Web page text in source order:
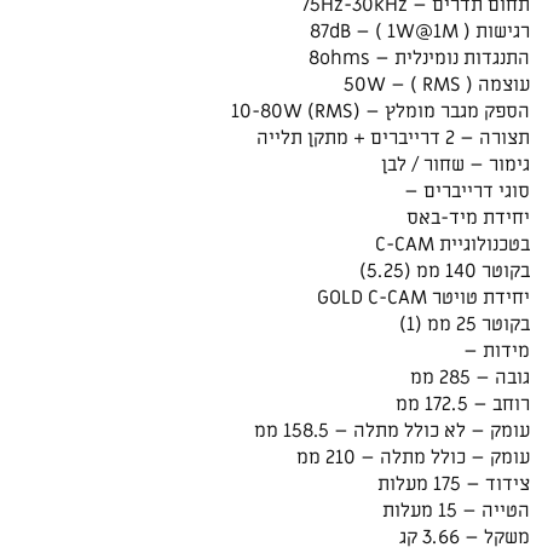
רגישות ( 87dB – ( 1W@1M
התנגדות נומינלית – 8ohms
עוצמה ( 50W – ( RMS
הספק מגבר מומלץ – (10-80W (RMS
תצורה – 2 דרייברים + מתקן תלייה
גימור – שחור / לבן
סוגי דרייברים –
יחידת מיד-באס
בטכנולוגיית C-CAM
בקוטר 140 ממ (5.25)
יחידת טויטר GOLD C-CAM
בקוטר 25 ממ (1)
מידות –
גובה – 285 ממ
רוחב – 172.5 ממ
עומק – לא כולל מתלה – 158.5 ממ
עומק – כולל מתלה – 210 ממ
צידוד – 175 מעלות
הטייה – 15 מעלות
משקל – 3.66 קג